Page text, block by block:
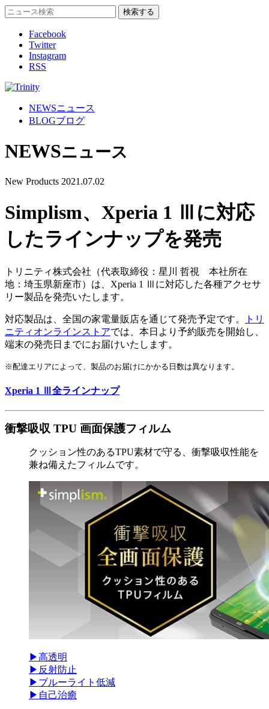
Facebook
Twitter
Instagram
RSS
NEWSニュース
BLOGブログ
NEWSニュース
New Products 2021.07.02
Simplism、Xperia 1 Ⅲに対応
したラインナップを発売
トリニティ株式会社（代表取締役：星川 哲視 本社所在
地：埼玉県新座市）は、Xperia 1 Ⅲに対応した各種アクセサ
リー製品を発売いたします。
対応製品は、全国の家電量販店を通じて発売予定です。
トリ
ニティオンラインストアでは、本日より予約販売を開始し、
端末の発売日までにお届けいたします。
※配達エリアによって、製品のお届けにかかる日数は異なります。
Xperia 1 Ⅲ全ラインナップ
衝撃吸収 TPU 画面保護フィルム
クッション性のあるTPU素材で守る、衝撃吸収性能を
兼ね備えたフィルムです。
▶高透明
▶反射防止
▶ブルーライト低減
▶自己治癒